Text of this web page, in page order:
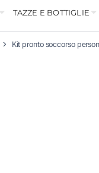
TAZZE E BOTTIGLIE
Kit pronto soccorso